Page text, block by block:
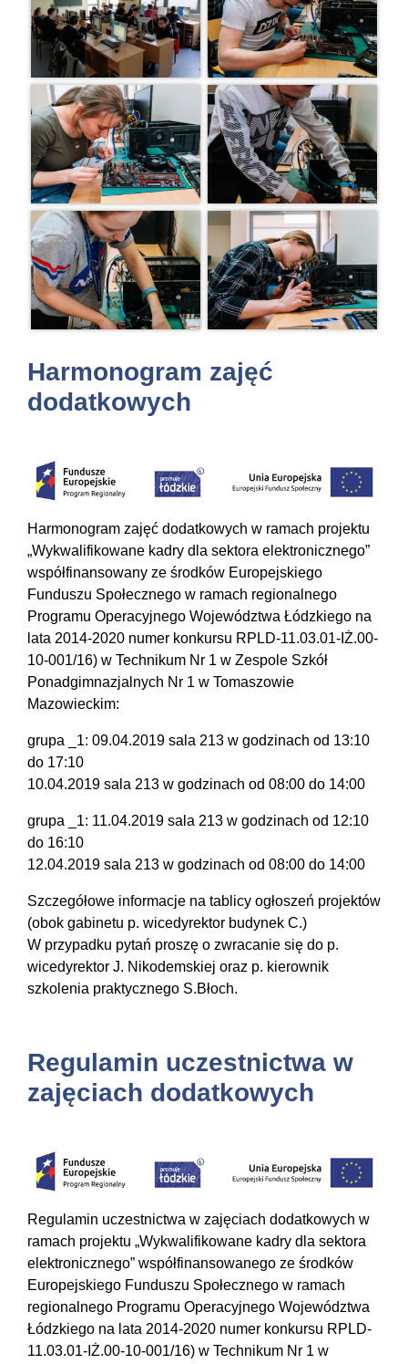
Harmonogram zajęć
dodatkowych
Harmonogram zajęć dodatkowych w ramach projektu
„Wykwalifikowane kadry dla sektora elektronicznego”
współfinansowany ze środków Europejskiego
Funduszu Społecznego w ramach regionalnego
Programu Operacyjnego Województwa Łódzkiego na
lata 2014-2020 numer konkursu RPLD-11.03.01-IŻ.00-
10-001/16) w Technikum Nr 1 w Zespole Szkół
Ponadgimnazjalnych Nr 1 w Tomaszowie
Mazowieckim:
grupa _1: 09.04.2019 sala 213 w godzinach od 13:10
do 17:10
10.04.2019 sala 213 w godzinach od 08:00 do 14:00
grupa _1: 11.04.2019 sala 213 w godzinach od 12:10
do 16:10
12.04.2019 sala 213 w godzinach od 08:00 do 14:00
Szczegółowe informacje na tablicy ogłoszeń projektów
(obok gabinetu p. wicedyrektor budynek C.)
W przypadku pytań proszę o zwracanie się do p.
wicedyrektor J. Nikodemskiej oraz p. kierownik
szkolenia praktycznego S.Błoch.
Regulamin uczestnictwa w
zajęciach dodatkowych
Regulamin uczestnictwa w zajęciach dodatkowych w
ramach projektu „Wykwalifikowane kadry dla sektora
elektronicznego” współfinansowanego ze środków
Europejskiego Funduszu Społecznego w ramach
regionalnego Programu Operacyjnego Województwa
Łódzkiego na lata 2014-2020 numer konkursu RPLD-
11.03.01-IŻ.00-10-001/16) w Technikum Nr 1 w